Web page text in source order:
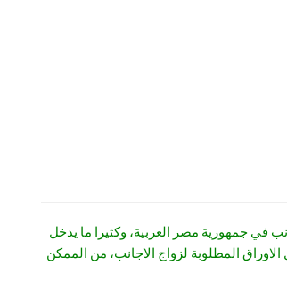
في جمهورية مصر العربية، وكثيرا ما يدخل
المطلوبة لزواج الاجانب، من الممكن